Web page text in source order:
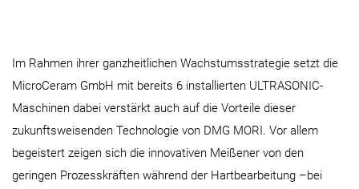
Im Rahmen ihrer ganzheitlichen Wachstumsstrategie setzt die
MicroCeram GmbH mit bereits 6 installierten ULTRASONIC-
Maschinen dabei verstärkt auch auf die Vorteile dieser
zukunftsweisenden Technologie von DMG MORI. Vor allem
begeistert zeigen sich die innovativen Meißener von den
geringen Prozesskräften während der Hartbearbeitung –bei